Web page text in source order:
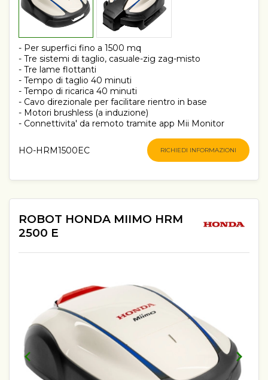
- Per superfici fino a 1500 mq
- Tre sistemi di taglio, casuale-zig zag-misto
- Tre lame flottanti
- Tempo di taglio 40 minuti
- Tempo di ricarica 40 minuti
- Cavo direzionale per facilitare rientro in base
- Motori brushless (a induzione)
- Connettivita' da remoto tramite app Mii Monitor
HO-HRM1500EC RICHIEDI INFORMAZIONI
ROBOT HONDA MIIMO HRM
2500 E